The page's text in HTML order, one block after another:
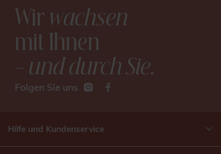
Wirwachsen
mit Ihnen
– und durch Sie.
Folgen Sie uns
Hilfe und Kundenservice